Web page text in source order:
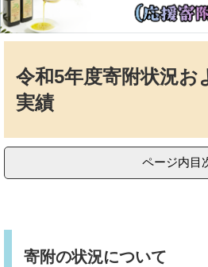
本
文
へ
令和5年度寄附状況お
実績
ページ内目
寄附の状況について